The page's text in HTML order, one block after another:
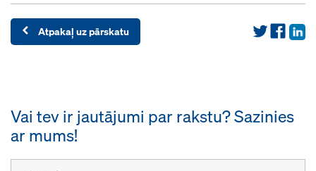
Atpakaļ uz pārskatu
Vai tev ir jautājumi par rakstu? Sazinies
ar mums!